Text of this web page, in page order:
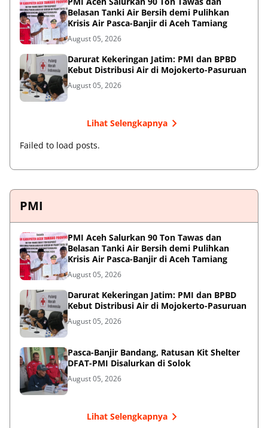
Belasan Tanki Air Bersih demi Pulihkan
Krisis Air Pasca-Banjir di Aceh Tamiang
August 05, 2026
Darurat Kekeringan Jatim: PMI dan BPBD
Kebut Distribusi Air di Mojokerto-Pasuruan
August 05, 2026
Lihat Selengkapnya
Failed to load posts.
PMI
PMI Aceh Salurkan 90 Ton Tawas dan
Belasan Tanki Air Bersih demi Pulihkan
Krisis Air Pasca-Banjir di Aceh Tamiang
August 05, 2026
Darurat Kekeringan Jatim: PMI dan BPBD
Kebut Distribusi Air di Mojokerto-Pasuruan
August 05, 2026
Pasca-Banjir Bandang, Ratusan Kit Shelter
DFAT-PMI Disalurkan di Solok
August 05, 2026
Lihat Selengkapnya